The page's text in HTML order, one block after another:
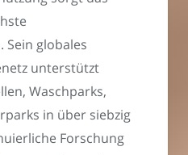
Sein globales
unterstützt
Waschparks,
in über siebzig
Forschung